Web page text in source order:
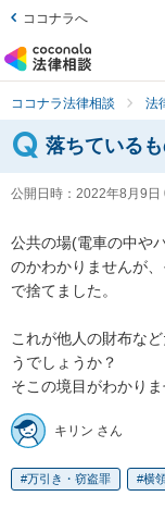
ココナラへ
ココナラ法律相談 法
落ちている
公開日時： 2022年8月9日
公共の場(電車の中や
のかわかりませんが
で捨てました。
これが他人の財布な
うでしょうか？
そこの境目がわかりま
キリン さん
万引き・窃盗罪 横